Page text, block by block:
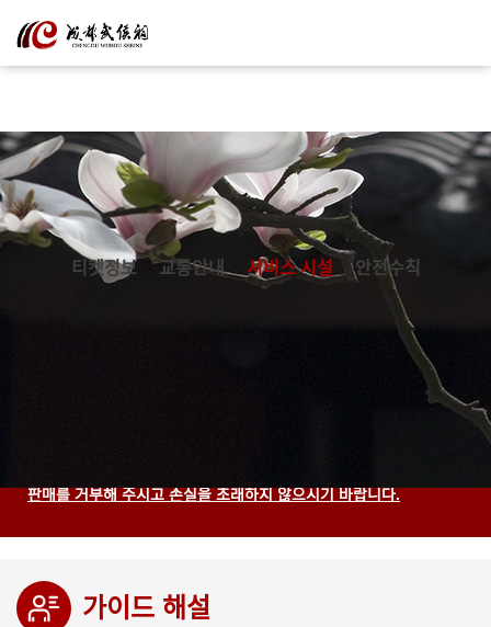
티켓정보 교통안내 서비스 시설 안전수칙
판매를 거부해 주시고 손실을 초래하지 않으시기 바랍니다.
가이드 해설